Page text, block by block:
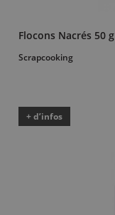
Flocons Nacrés 50 g
Scrapcooking
+ d’infos